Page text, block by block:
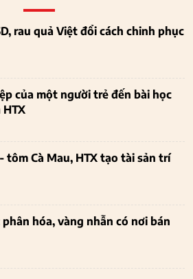
rau quả Việt đổi cách chinh phục
của một người trẻ đến bài học
tôm Cà Mau, HTX tạo tài sản trí
hóa, vàng nhẫn có nơi bán